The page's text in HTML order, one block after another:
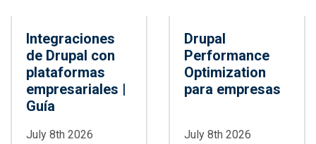
Integraciones
de Drupal con
plataformas
empresariales |
Guía
July 8th 2026
Drupal
Performance
Optimization
para empresas
July 8th 2026